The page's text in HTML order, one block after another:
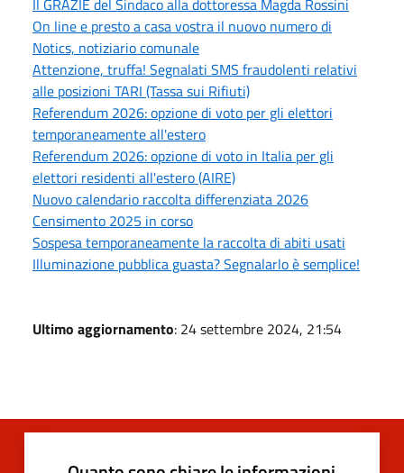
On line e presto a casa vostra il nuovo numero di
Notics, notiziario comunale
Attenzione, truffa! Segnalati SMS fraudolenti relativi
alle posizioni TARI (Tassa sui Rifiuti)
Referendum 2026: opzione di voto per gli elettori
temporaneamente all'estero
Referendum 2026: opzione di voto in Italia per gli
elettori residenti all'estero (AIRE)
Nuovo calendario raccolta differenziata 2026
Censimento 2025 in corso
Sospesa temporaneamente la raccolta di abiti usati
Illuminazione pubblica guasta? Segnalarlo è semplice!
Ultimo aggiornamento: 24 settembre 2024, 21:54